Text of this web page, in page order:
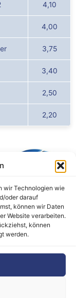
wir Technologien wie
oder darauf
können wir Daten
Website verarbeiten.
können
werden.
4,10
4,00
3,75
3,40
2,50
2,20